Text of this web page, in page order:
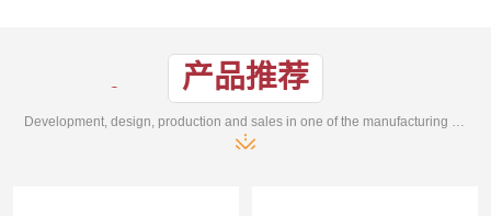
产品推荐
Development, design, production and sales in one of the manufacturing enterprises